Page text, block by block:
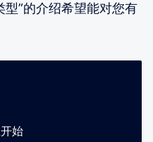
”的介绍希望能对您有
始